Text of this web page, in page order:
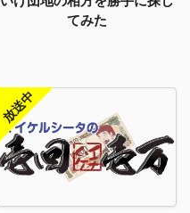
てみた